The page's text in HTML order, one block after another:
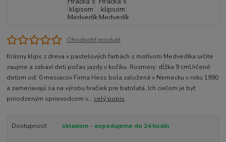
Ohodnotiť produkt
Krásny klips z dreva v pastelových farbách s motívom Medvedíka určite
zaujme a zabaví deti počas jazdy v kočíku. Rozmery: dĺžka 9 cmUrčené
deťom od: 0 mesiacov Firma Hess bola založená v Nemecku v roku 1990
a zameriavajú sa na výrobu hračiek pre batoľatá. Ich cieľom je byť
prirodzeným sprievodcom v... celý popis
Dostupnosť skladom - expedujeme do 24 hodín